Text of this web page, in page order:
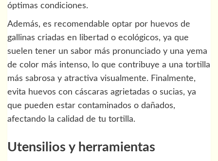
óptimas condiciones.
Además, es recomendable optar por huevos de
gallinas criadas en libertad o ecológicos, ya que
suelen tener un sabor más pronunciado y una yema
de color más intenso, lo que contribuye a una tortilla
más sabrosa y atractiva visualmente. Finalmente,
evita huevos con cáscaras agrietadas o sucias, ya
que pueden estar contaminados o dañados,
afectando la calidad de tu tortilla.
Utensilios y herramientas